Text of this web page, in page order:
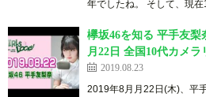
年でしたね。 そして、現
欅坂46を知る 平手友
月22日 全国10代カメラ
2019.08.23
2019年8月月22日(木)、平